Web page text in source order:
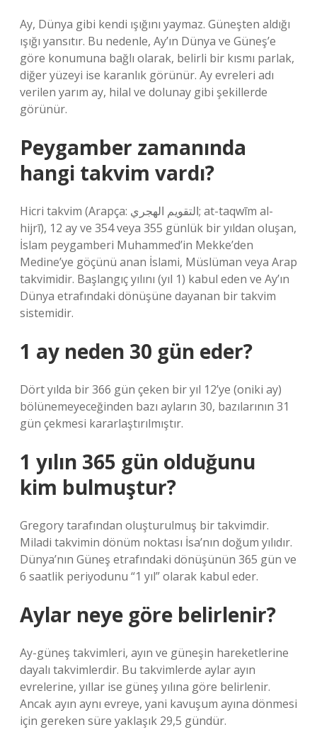
Ay, Dünya gibi kendi ışığını yaymaz. Güneşten aldığı
ışığı yansıtır. Bu nedenle, Ay’ın Dünya ve Güneş’e
göre konumuna bağlı olarak, belirli bir kısmı parlak,
diğer yüzeyi ise karanlık görünür. Ay evreleri adı
verilen yarım ay, hilal ve dolunay gibi şekillerde
görünür.
Peygamber zamanında
hangi takvim vardı?
Hicri takvim (Arapça: التقويم الهجري; at-taqwīm al-
hijrī), 12 ay ve 354 veya 355 günlük bir yıldan oluşan,
İslam peygamberi Muhammed’in Mekke’den
Medine’ye göçünü anan İslami, Müslüman veya Arap
takvimidir. Başlangıç ​​yılını (yıl 1) kabul eden ve Ay’ın
Dünya etrafındaki dönüşüne dayanan bir takvim
sistemidir.
1 ay neden 30 gün eder?
Dört yılda bir 366 gün çeken bir yıl 12’ye (oniki ay)
bölünemeyeceğinden bazı ayların 30, bazılarının 31
gün çekmesi kararlaştırılmıştır.
1 yılın 365 gün olduğunu
kim bulmuştur?
Gregory tarafından oluşturulmuş bir takvimdir.
Miladi takvimin dönüm noktası İsa’nın doğum yılıdır.
Dünya’nın Güneş etrafındaki dönüşünün 365 gün ve
6 saatlik periyodunu “1 yıl” olarak kabul eder.
Aylar neye göre belirlenir?
Ay-güneş takvimleri, ayın ve güneşin hareketlerine
dayalı takvimlerdir. Bu takvimlerde aylar ayın
evrelerine, yıllar ise güneş yılına göre belirlenir.
Ancak ayın aynı evreye, yani kavuşum ayına dönmesi
için gereken süre yaklaşık 29,5 gündür.